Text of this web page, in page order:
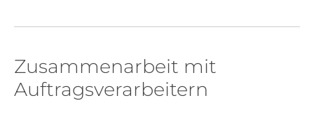
Zusammenarbeit mit
Auftragsverarbeitern